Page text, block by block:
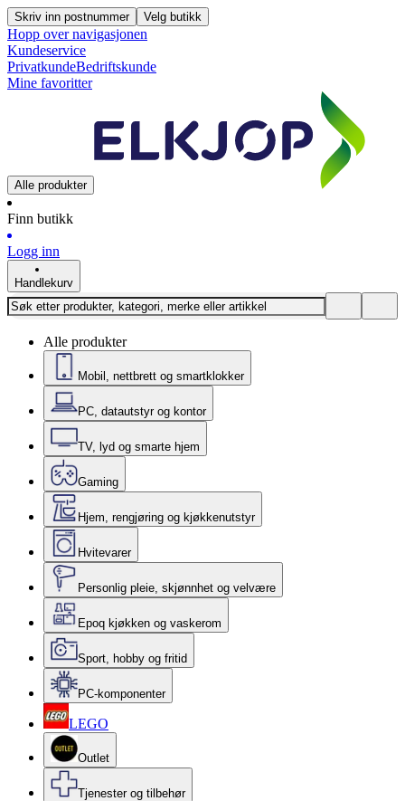
Skriv inn postnummer Velg butikk
Hopp over navigasjonen
Kundeservice
PrivatkundeBedriftskunde
Mine favoritter
Alle produkter
Finn butikk
Logg inn
Handlekurv
Alle produkter
Mobil, nettbrett og smartklokker
PC, datautstyr og kontor
TV, lyd og smarte hjem
Gaming
Hjem, rengjøring og kjøkkenutstyr
Hvitevarer
Personlig pleie, skjønnhet og velvære
Epoq kjøkken og vaskerom
Sport, hobby og fritid
PC-komponenter
LEGO
Outlet
Tjenester og tilbehør